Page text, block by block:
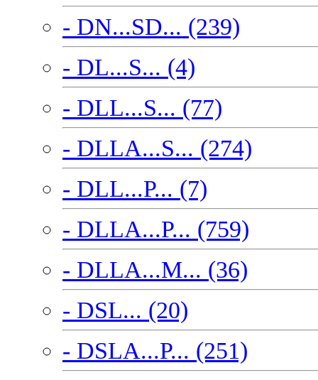
- DN...SD... (239)
- DL...S... (4)
- DLL...S... (77)
- DLLA...S... (274)
- DLL...P... (7)
- DLLA...P... (759)
- DLLA...M... (36)
- DSL... (20)
- DSLA...P... (251)